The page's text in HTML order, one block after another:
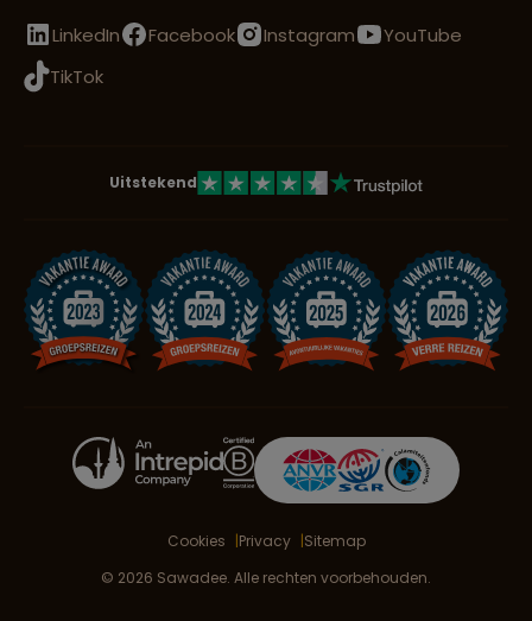
LinkedIn
Facebook Instagram
YouTube
TikTok
Uitstekend
Cookies Privacy
Sitemap
© 2026 Sawadee. Alle rechten voorbehouden.